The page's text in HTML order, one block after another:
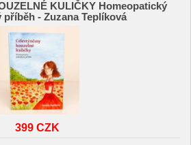
KULIČKY Homeopatický
příběh - Zuzana Teplíková
399 CZK